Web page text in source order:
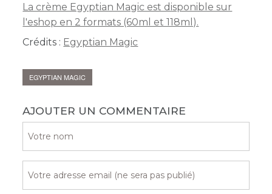
La crème Egyptian Magic est disponible sur
l'eshop en 2 formats (60ml et 118ml).
Crédits : Egyptian Magic
EGYPTIAN MAGIC
AJOUTER UN COMMENTAIRE